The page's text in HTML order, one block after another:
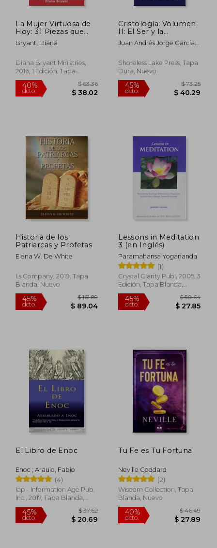
40% $ 52.40 45%
La Mujer Virtuosa de
Hoy: 31 Piezas que
Transformarán tu Vida
Bryant, Diana
Diana Bryant Ministries,
2016, 1 Edición, Tapa
Blanda, Nuevo
Cristología: Volumen
II: El Ser y la
Mediación de
Jesucristo
Juan Andrés Jorge García-
Shoreless Lake Press, Tapa
Dura, Nuevo
Historia de los
Patriarcas y Profetas
Elena W. De White
Ls Company, 2019, Tapa
Blanda, Nuevo
Lessons in Meditation
3 (en Inglés)
Paramahansa Yogananda
(1)
Crystal Clarity Publ, 2005, 3
Edición, Tapa Blanda,
Nuevo
El Libro de Enoc
Enoc ; Araujo, Fabio
(4)
Iap - Information Age Pub.
Inc., 2017, Tapa Blanda,
Nuevo
Tu Fe es Tu Fortuna
Neville Goddard
(2)
Wisdom Collection, Tapa
Blanda, Nuevo